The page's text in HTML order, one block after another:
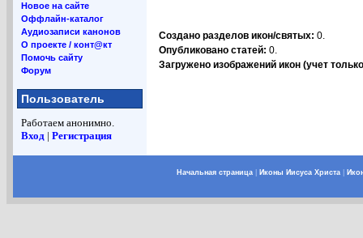
Новое на сайте
Оффлайн-каталог
Аудиозаписи канонов
О проекте / конт@кт
Помочь сайту
Форум
Пользователь
Работаем анонимно.
Вход | Регистрация
Создано разделов икон/святых: 0.
Опубликовано статей: 0.
Загружено изображений икон (учет
Начальная страница| Иконы Иисуса Христа|